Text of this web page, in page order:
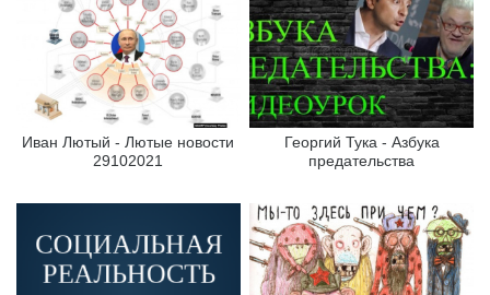
Иван Лютый - Лютые новости
29102021
Георгий Тука - Азбука
предательства